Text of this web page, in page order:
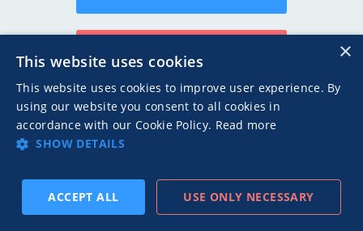
THEO
VỀ
×
This website uses cookies
This website uses cookies to improve user experience. By
using our website you consent to all cookies in
accordance with our Cookie Policy. Read more
SHOW DETAILS
ACCEPT ALL USE ONLY NECESSARY